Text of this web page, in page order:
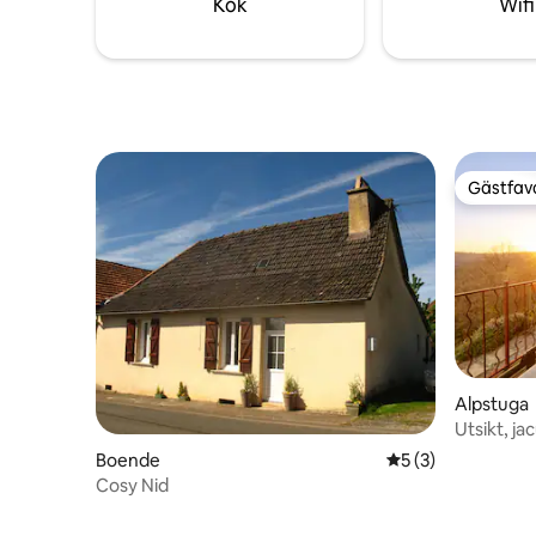
Kök Wifi
Boende 5 av 5 i
5 (3)
Cosy Nid
Alpstuga
Utsikt,